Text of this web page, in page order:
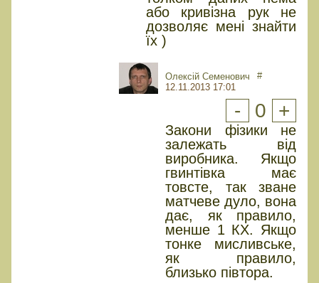
або кривізна рук не
дозволяє мені знайти
їх )
Олексій Семенович
12.11.2013 17:01
#
- 0 +
Закони фізики не
залежать від
виробника. Якщо
гвинтівка має
товсте, так зване
матчеве дуло, вона
дає, як правило,
менше 1 КХ. Якщо
тонке мисливське,
як правило,
близько півтора.